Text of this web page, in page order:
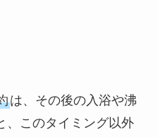
は、その後の入浴や沸
、このタイミング以外